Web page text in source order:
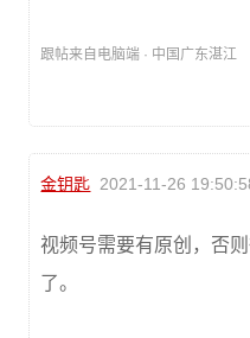
跟帖来自电脑端 · 中国广东湛江
金钥匙 2021-11-26
视频号需要有原创，否
了。